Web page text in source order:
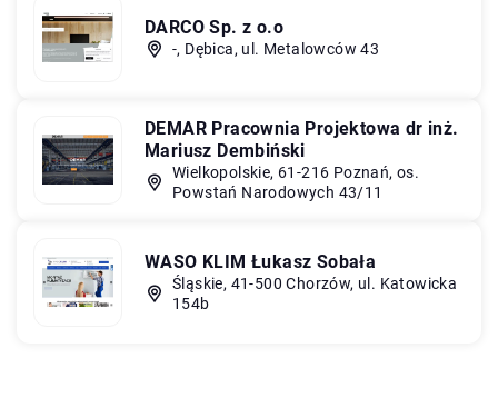
DARCO Sp. z o.o
-, Dębica, ul. Metalowców 43
DEMAR Pracownia Projektowa dr inż.
Mariusz Dembiński
Wielkopolskie, 61-216 Poznań, os.
Powstań Narodowych 43/11
WASO KLIM Łukasz Sobała
Śląskie, 41-500 Chorzów, ul. Katowicka
154b